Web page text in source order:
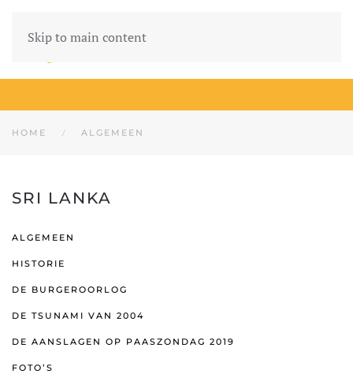
Skip to main content
HOME ALGEMEEN
SRI LANKA
ALGEMEEN
HISTORIE
DE BURGEROORLOG
DE TSUNAMI VAN 2004
DE AANSLAGEN OP PAASZONDAG 2019
FOTO’S